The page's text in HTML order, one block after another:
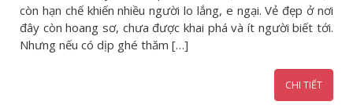
còn hạn chế khiến nhiều người lo lắng, e ngại. Vẻ đẹp ở nơi
đây còn hoang sơ, chưa được khai phá và ít người biết tới.
Nhưng nếu có dịp ghé thăm […]
CHI TIẾT